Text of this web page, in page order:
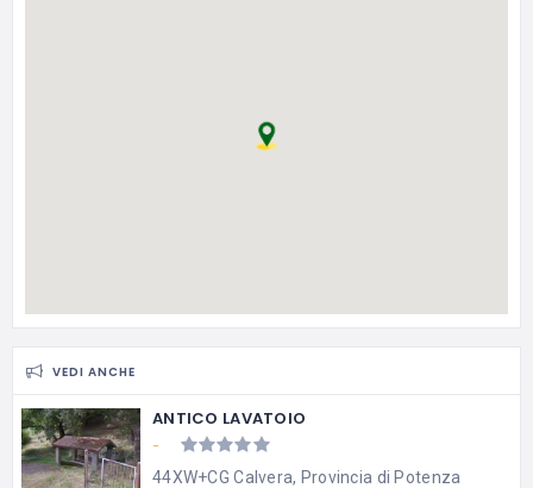
VEDI ANCHE
ANTICO LAVATOIO
-
44XW+CG Calvera, Provincia di Potenza